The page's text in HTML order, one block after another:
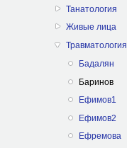
Танатология
Живые лица
Травматология
Бадалян
Баринов
Ефимов1
Ефимов2
Ефремова